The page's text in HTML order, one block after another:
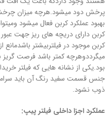
پرخش دود میشود.هرچه میزان
بهبود عملکرد کربن فعال میشود
کربن دارای دریچه های ریز جهت
کربن موجود در فیلتربیشتر باشدمانع
میگرددوهرچه کمتر باشد فرصت
بود.یکی از نشانه هایی که فیلتر
جنس قسمت سفید رنگ آن باید
ذوب نشود.
عملکرد اجزا داخلی فیلتر پیپ: